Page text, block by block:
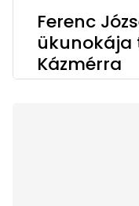
Ferenc
ükunokája
Kázmérra